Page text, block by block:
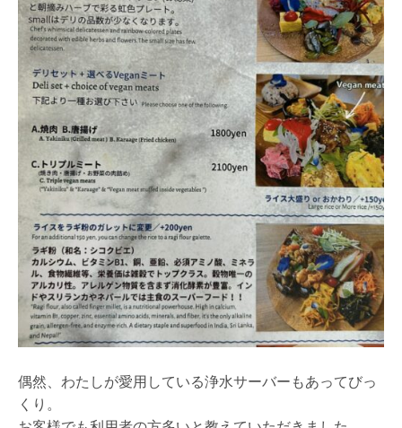
偶然、わたしが愛用している浄水サーバーもあってびっ
くり。